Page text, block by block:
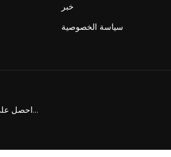
خبر
سياسة الخصوصية
احصل على أخبارنا وعروضنا والمزيد...